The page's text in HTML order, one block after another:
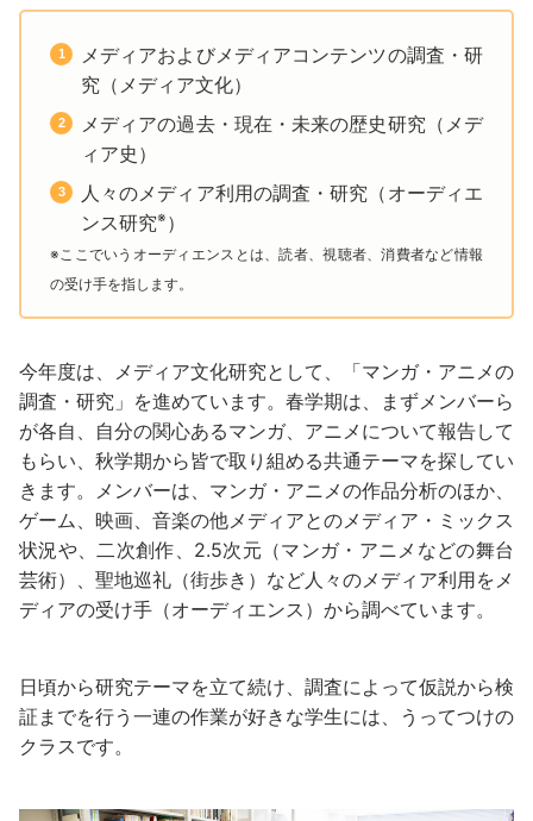
メディアおよびメディアコンテンツの調査・研
究（メディア文化）
メディアの過去・現在・未来の歴史研究（メデ
ィア史）
人々のメディア利用の調査・研究（オーディエ
ンス研究※ ）
※ここでいうオーディエンスとは、読者、視聴者、消費者など情報
の受け手を指します。
今年度は、メディア文化研究として、「マンガ・アニメの
調査・研究」を進めています。春学期は、まずメンバーら
が各自、自分の関心あるマンガ、アニメについて報告して
もらい、秋学期から皆で取り組める共通テーマを探してい
きます。メンバーは、マンガ・アニメの作品分析のほか、
ゲーム、映画、音楽の他メディアとのメディア・ミックス
状況や、二次創作、2.5次元（マンガ・アニメなどの舞台
芸術）、聖地巡礼（街歩き）など人々のメディア利用をメ
ディアの受け手（オーディエンス）から調べています。
日頃から研究テーマを立て続け、調査によって仮説から検
証までを行う一連の作業が好きな学生には、うってつけの
クラスです。